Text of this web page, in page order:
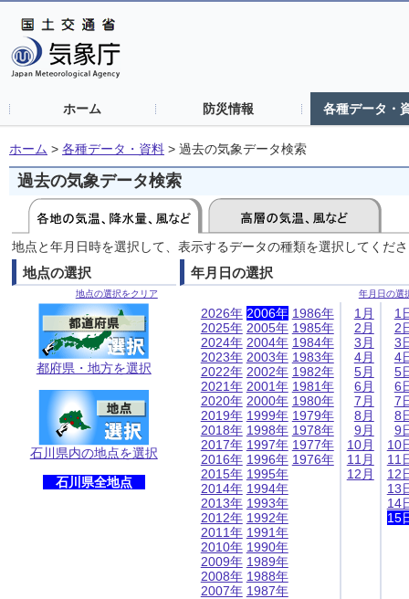
ホーム 防災情報 各種データ・
ホーム > 各種データ・資料 > 過去の気象データ検索
過去の気象データ検索
地点と年月日時を選択して、表示するデータの種類を選択してくだ
地点の選択
地点の選択をクリア
都府県・地方を選択
石川県内の地点を選択
石川県全地点
年月日の選択
年月日の選
2026年
2025年
2024年
2023年
2022年
2021年
2020年
2019年
2018年
2017年
2016年
2015年
2014年
2013年
2012年
2011年
2010年
2009年
2008年
2007年
2006年
2005年
2004年
2003年
2002年
2001年
2000年
1999年
1998年
1997年
1996年
1995年
1994年
1993年
1992年
1991年
1990年
1989年
1988年
1987年
1986年
1985年
1984年
1983年
1982年
1981年
1980年
1979年
1978年
1977年
1976年
1月
2月
3月
4月
5月
6月
7月
8月
9月
10月
11月
12月
1
2
3
4
5
6
7
8
9
10
11
12
13
14
15